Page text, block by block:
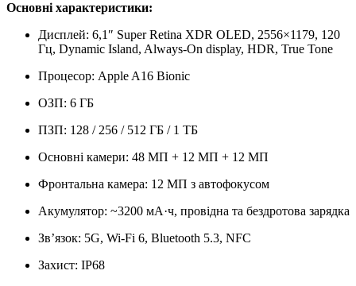
Основні характеристики:
Дисплей: 6,1″ Super Retina XDR OLED, 2556×1179, 120
Гц, Dynamic Island, Always-On display, HDR, True Tone
Процесор: Apple A16 Bionic
ОЗП: 6 ГБ
ПЗП: 128 / 256 / 512 ГБ / 1 ТБ
Основні камери: 48 МП + 12 МП + 12 МП
Фронтальна камера: 12 МП з автофокусом
Акумулятор: ~3200 мА·ч, провідна та бездротова зарядка
Звʼязок: 5G, Wi-Fi 6, Bluetooth 5.3, NFC
Захист: IP68